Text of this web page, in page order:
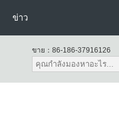
ข่าว
ขาย： 86-186-37916126